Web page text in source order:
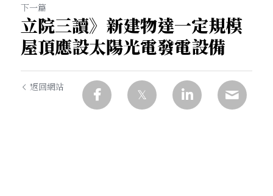
下一篇
立院三讀》新建物達一定規模
屋頂應設太陽光電發電設備
返回網站